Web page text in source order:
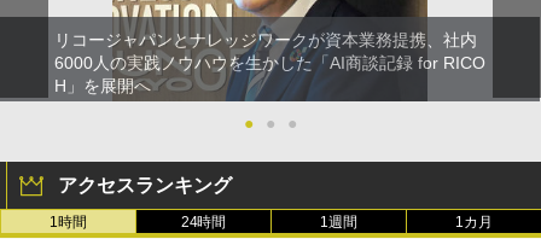
リコージャパンとナレッジワークが資本業務提携、社内
6000人の実践ノウハウを生かした「AI商談記録 for RICO
H」を展開へ
●
● ●
アクセスランキング
1時間 24時間 1週間 1カ月